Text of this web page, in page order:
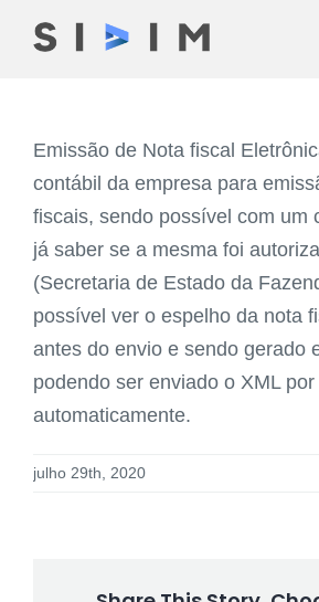
para
Emissão de Nota fiscal
contábil da empresa para
fiscais, sendo possível com um
já saber se a mesma foi
(Secretaria de Estado da
possível ver o espelho da nota
antes do envio e sendo gerado
podendo ser enviado o XML por
automaticamente.
julho 29th, 2020